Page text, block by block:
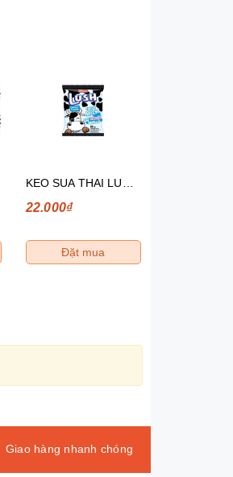
22.000₫
Đặt mua
Giao hàng nhanh chóng